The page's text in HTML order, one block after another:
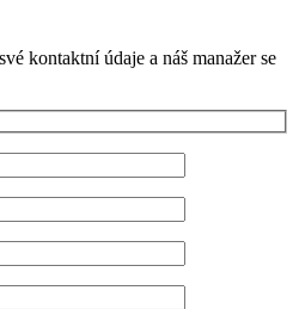
kontaktní údaje a náš manažer se